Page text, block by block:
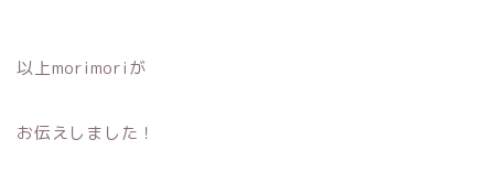
以上morimoriが
お伝えしました！